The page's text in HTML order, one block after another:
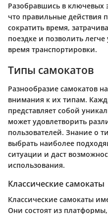
Разобравшись в ключевых
что правильные действия
сократить время,
поездке и позволить
время транспортировки.
Типы самокатов
Разнообразие самокатов
внимания к их типам.
представляет собой
может удовлетворить
пользователей. Знание о
выбрать наиболее
ситуации и даст
использования.
Классические самокаты
Классические самокаты
Они состоят из